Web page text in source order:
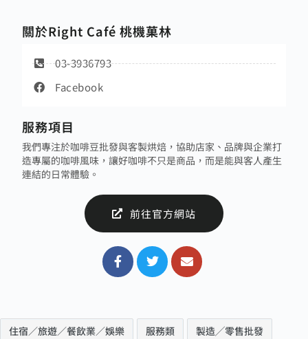
關於Right Café 桃機菓林
03-3936793
Facebook
服務項目
我們專注於咖啡豆批發與客製烘焙，協助店家、品牌與企業打
造專屬的咖啡風味，讓好咖啡不只是商品，而是能與客人產生
連結的日常體驗。
前往官方網站
住宿／旅遊／餐飲業／娛樂 服務類 製造╱零售批發